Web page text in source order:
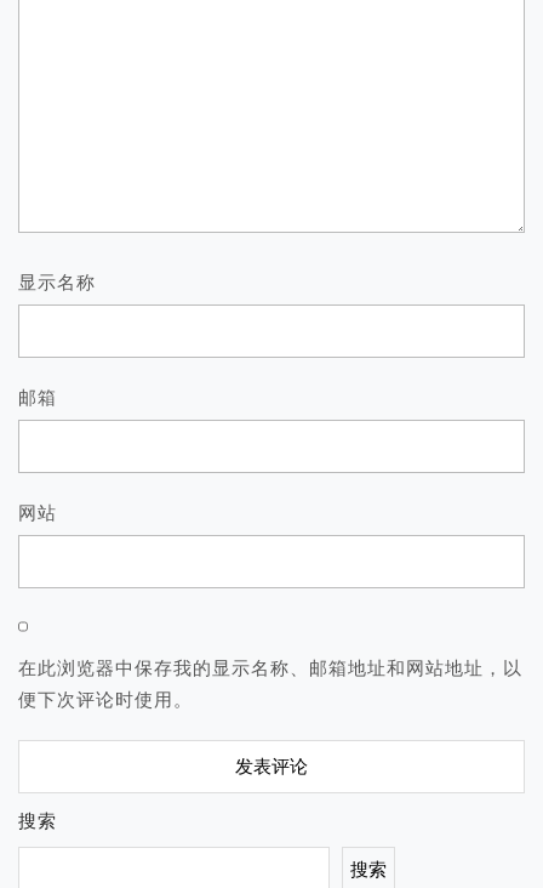
显示名称
邮箱
网站
在此浏览器中保存我的显示名称、邮箱地址和网站地址，以
便下次评论时使用。
搜索
搜索